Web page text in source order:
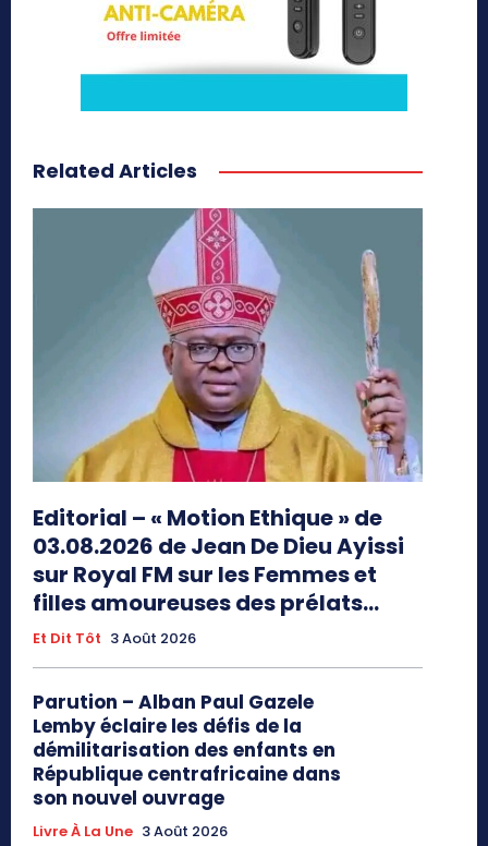
Related Articles
Editorial – « Motion Ethique » de
03.08.2026 de Jean De Dieu Ayissi
sur Royal FM sur les Femmes et
filles amoureuses des prélats...
Et Dit Tôt 3 Août 2026
Parution – Alban Paul Gazele
Lemby éclaire les défis de la
démilitarisation des enfants en
République centrafricaine dans
son nouvel ouvrage
Livre À La Une 3 Août 2026